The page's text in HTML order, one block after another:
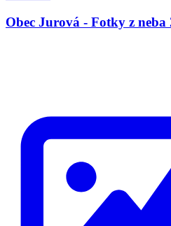
Obec Jurová - Fotky z neba